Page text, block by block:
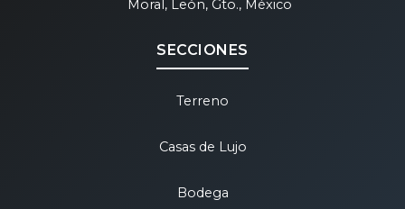
Moral, León, Gto., México
SECCIONES
Terreno
Casas de Lujo
Bodega